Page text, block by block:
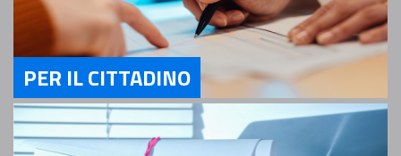
Servizi Per il Cittadino
PER IL CITTADINO